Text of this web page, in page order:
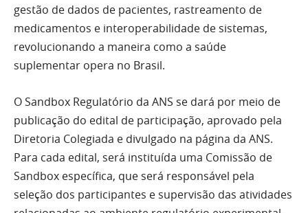
gestão de dados de pacientes, rastreamento de
medicamentos e interoperabilidade de sistemas,
revolucionando a maneira como a saúde
suplementar opera no Brasil.
O Sandbox Regulatório da ANS se dará por meio de
publicação do edital de participação, aprovado pela
Diretoria Colegiada e divulgado na página da ANS.
Para cada edital, será instituída uma Comissão de
Sandbox específica, que será responsável pela
seleção dos participantes e supervisão das atividades